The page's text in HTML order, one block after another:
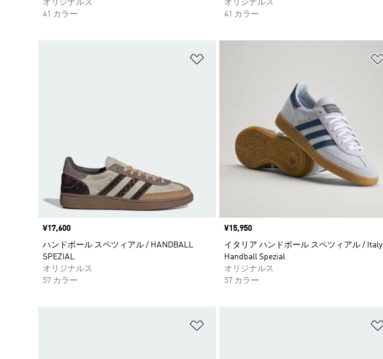
オリジナルス
41 カラー
オリジナルス
41 カラー
価格
¥17,600
ハンドボール スペツィアル / HANDBALL
SPEZIAL
オリジナルス
57 カラー
価格
¥15,950
イタリア ハンドボール スペツィアル / Italy
Handball Spezial
オリジナルス
57 カラー